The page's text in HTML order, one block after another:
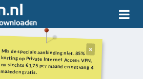
Mis de speciale aanbieding niet. 85%
korting op Private Internet Access VPN,
nu slechts €1,75 per maand en ontvang 4
maanden gratis.